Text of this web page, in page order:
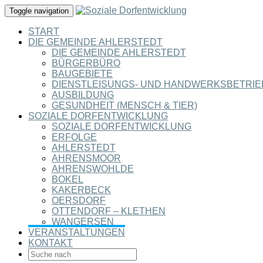
Toggle navigation
START
DIE GEMEINDE AHLERSTEDT
DIE GEMEINDE AHLERSTEDT
BÜRGERBÜRO
BAUGEBIETE
DIENSTLEISUNGS- UND
AUSBILDUNG
GESUNDHEIT (MENSCH & TIER)
SOZIALE DORFENTWICKLUNG
SOZIALE DORFENTWICKLUNG
ERFOLGE
AHLERSTEDT
AHRENSMOOR
AHRENSWOHLDE
BOKEL
KAKERBECK
OERSDORF
OTTENDORF – KLETHEN
WANGERSEN
VERANSTALTUNGEN
KONTAKT
SEARCH